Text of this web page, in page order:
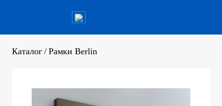
Каталог / Рамки Berlin